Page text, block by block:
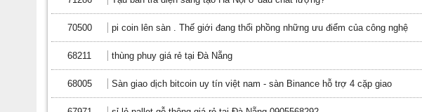
70500 pi coin lên sàn . Thế giới đang thổi phồng những ưu điểm của công nghệ
68211 thùng phuy giá rẻ tại Đà Nẵng
68005 Sàn giao dịch bitcoin uy tín việt nam - sàn Binance hỗ trợ 4 cặp giao